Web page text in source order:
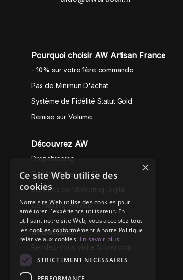
Pourquoi choisir AW Artisan France
- 10% sur votre 1ère commande
Pas de Minimun D'achat
Système de Fidélité Statut Gold
Remise sur Volume
Découvrez AW
Dropshipping
Fullfilment Service EU
Services de Marketing Digital
Commerce Éthique
Showroom
×
Ce site Web utilise des
cookies
Notre site Web utilise des cookies pour
améliorer l'expérience utilisateur. En
utilisant notre site Web, vous acceptez tous
les cookies conformément à notre Politique
relative aux cookies. En savoir plus
STRICTEMENT NÉCESSAIRES
PERFORMANCE